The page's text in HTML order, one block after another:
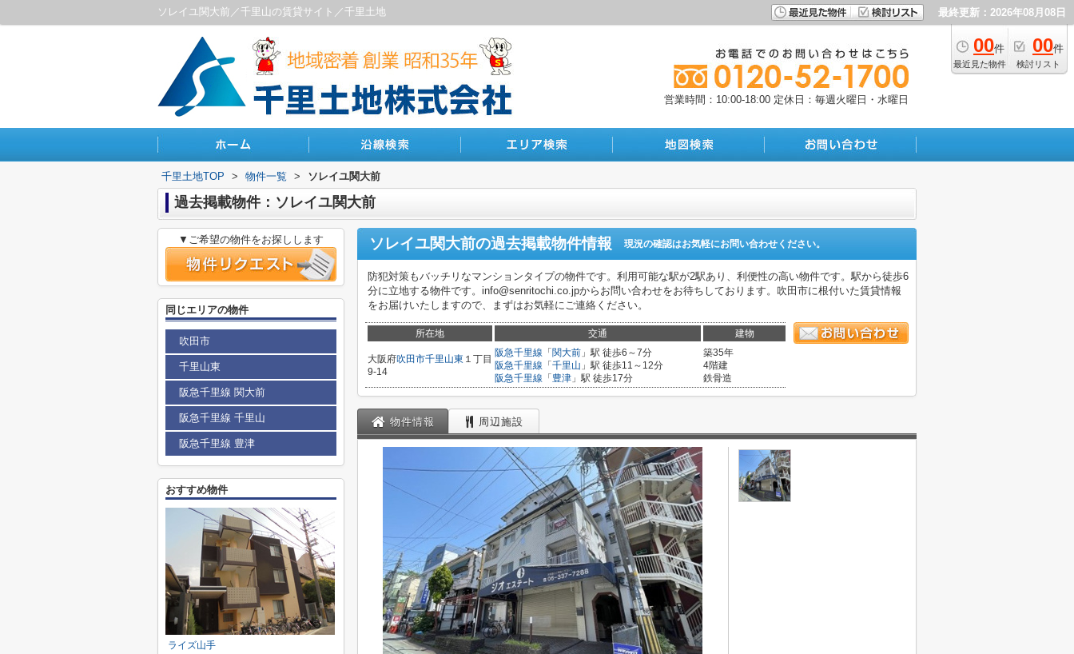
ソレイユ関大前／千里山の賃貸サイト／千里土地 最終更新：2026年08月08日
00件
最近見た物件
00件
検討リスト
営業時間：10:00-18:00 定休日：毎週火曜日・水曜日
千里土地TOP > 物件一覧 > ソレイユ関大前
過去掲載物件：ソレイユ関大前
ソレイユ関大前の過去掲載物件情報 現況の確認はお気軽にお問い合わせください。
防犯対策もバッチリなマンションタイプの物件です。利用可能な駅が2駅あり、利便性の高い物件です。駅から徒歩6
分に立地する物件です。info@senritochi.co.jpからお問い合わせをお待ちしております。吹田市に根付いた賃貸情報
をお届けいたしますので、まずはお気軽にご連絡ください。
所在地 交通 建物
大阪府吹田市千里山東 １丁目
9-14
阪急千里線 「 関大前 」駅 徒歩6～7分
阪急千里線 「 千里山 」駅 徒歩11～12分
阪急千里線 「 豊津 」駅 徒歩17分
築35年
4階建
鉄骨造
物件情報 周辺施設
▼ご希望の物件をお探しします
同じエリアの物件
吹田市
千里山東
阪急千里線 関大前
阪急千里線 千里山
阪急千里線 豊津
おすすめ物件
ライズ山手